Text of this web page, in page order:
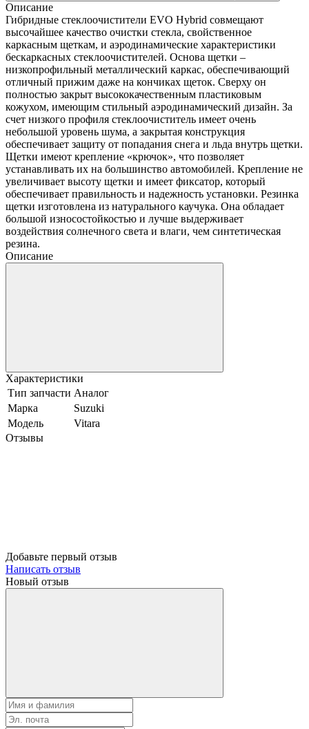
Описание
Гибридные стеклоочистители EVO Hybrid совмещают
высочайшее качество очистки стекла, свойственное
каркасным щеткам, и аэродинамические характеристики
бескаркасных стеклоочистителей. Основа щетки –
низкопрофильный металлический каркас, обеспечивающий
отличный прижим даже на кончиках щеток. Сверху он
полностью закрыт высококачественным пластиковым
кожухом, имеющим стильный аэродинамический дизайн. За
счет низкого профиля стеклоочиститель имеет очень
небольшой уровень шума, а закрытая конструкция
обеспечивает защиту от попадания снега и льда внутрь щетки.
Щетки имеют крепление «крючок», что позволяет
устанавливать их на большинство автомобилей. Крепление не
увеличивает высоту щетки и имеет фиксатор, который
обеспечивает правильность и надежность установки. Резинка
щетки изготовлена из натурального каучука. Она обладает
большой износостойкостью и лучше выдерживает
воздействия солнечного света и влаги, чем синтетическая
резина.
Описание
Характеристики
Тип запчасти Аналог
Марка
Suzuki
Модель
Vitara
Отзывы
Добавьте первый отзыв
Написать отзыв
Новый отзыв